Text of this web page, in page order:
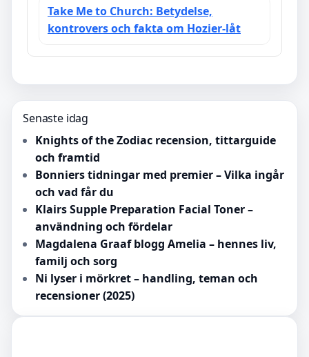
Take Me to Church: Betydelse,
kontrovers och fakta om Hozier-låt
Senaste idag
Knights of the Zodiac recension, tittarguide
och framtid
Bonniers tidningar med premier – Vilka ingår
och vad får du
Klairs Supple Preparation Facial Toner –
användning och fördelar
Magdalena Graaf blogg Amelia – hennes liv,
familj och sorg
Ni lyser i mörkret – handling, teman och
recensioner (2025)